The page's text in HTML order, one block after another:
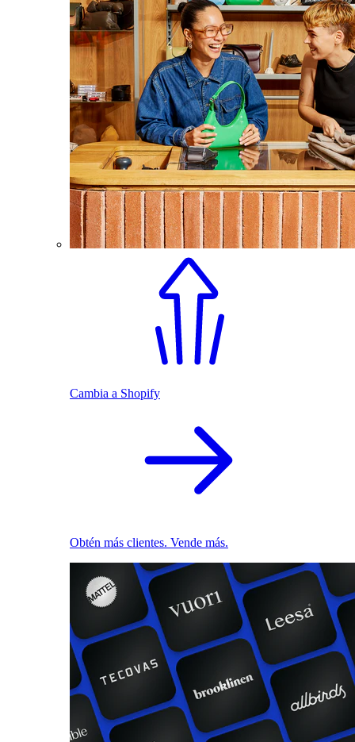
Cambia a Shopify
Obtén más clientes. Vende más.